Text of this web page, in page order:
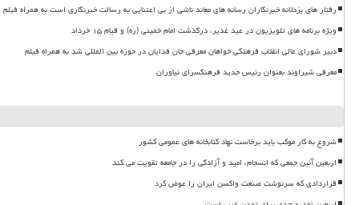
رفتار های بزدلانه خبرنگاران رسانه های معاند ناشی از بی اعتنایی به رسالت خبرنگاری است به همراه فیلم
ویژه برنامه های تلویزیون در عید غدیر، درگذشت امام خمینی (ره) و قیام ۱۵ خرداد
دبیر شورای عالی انقلاب فرهنگی خواهان معرفی جان فدایان در حوزه بین المللی شد به همراه فیلم
معرفی شیراوند بعنوان رئیس جدید فرهنگسرای نیاوران
شروع به کار موکب باید برخاست نهاد کتابخانه های عمومی کشور
اربعین آئین جمعی که انسجام، امید و آزادگی را در جامعه تقویت می کند
قراردادی که سرنوشت صنعت واکسن ایران را عوض کرد